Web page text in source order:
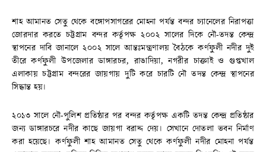
শাহ আমানত সেতু থেকে বঙ্গোপসাগরের মোহনা পর্যন্ত বন্দর চ্যানেলের নিরাপত্তা
জোরদার করতে চট্টগ্রাম বন্দর কর্তৃপক্ষ ২০০২ সালের দিকে নৌ-তদন্ত কেন্দ্র
স্থাপনের দাবি জানালে ২০০২ সালে আন্তঃমন্ত্রণালয় বৈঠকে কর্ণফুলী নদীর দুই
তীরে কর্ণফুলী উপজেলার ডাঙ্গারচর, রাঙাদিয়া, নগরীর চাক্তাই ও গুপ্তখাল
এলাকায় চট্টগ্রাম বন্দরের জায়গায় দুটি করে চারটি নৌ তদন্ত কেন্দ্র স্থাপনের
সিদ্ধান্ত হয়।
২০১৩ সালে নৌ-পুলিশ প্রতিষ্ঠার পর বন্দর কর্তৃপক্ষ একটি তদন্ত কেন্দ্র প্রতিষ্ঠার
জন্য ডাঙ্গারচরে নদীর কাছে জায়গা বরাদ্দ দেয়। সেখানে দোতলা ভবন নির্মাণ
করা হয়েছে। কর্ণফুলী শাহ আমানত সেতু থেকে কর্ণফুলী নদীর মোহনা পর্যন্ত